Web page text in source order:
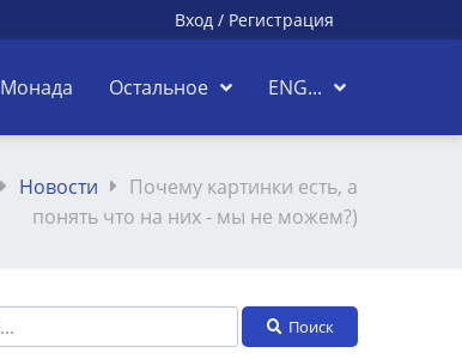
Вход / Регистрация
Монада Остальное ENG...
Новости
Почему картинки есть, а
понять что на них - мы не можем?)
Поиск